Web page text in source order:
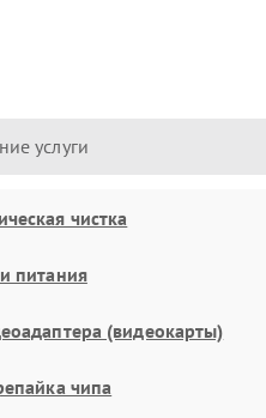
услуги
чистка
питания
(видеокарты)
чипа